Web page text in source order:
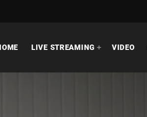
LIVE STREAMING VIDEO